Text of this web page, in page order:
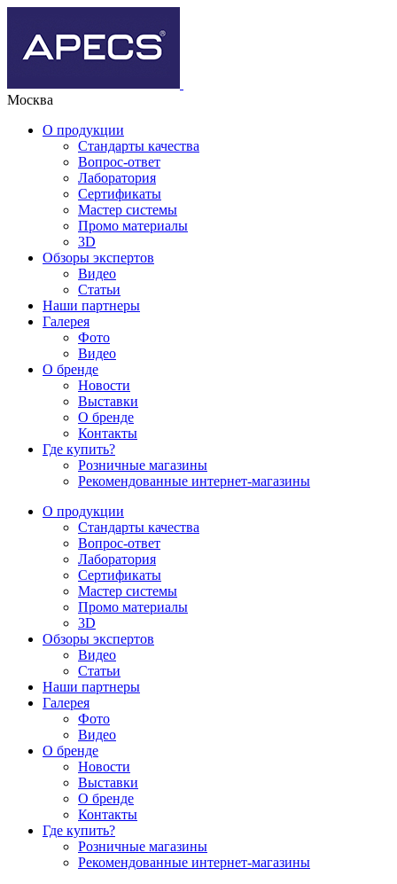
Москва
О продукции
Стандарты качества
Вопрос-ответ
Лаборатория
Сертификаты
Мастер системы
Промо материалы
3D
Обзоры экспертов
Видео
Статьи
Наши партнеры
Галерея
Фото
Видео
О бренде
Новости
Выставки
О бренде
Контакты
Где купить?
Розничные магазины
Рекомендованные интернет-магазины
О продукции
Стандарты качества
Вопрос-ответ
Лаборатория
Сертификаты
Мастер системы
Промо материалы
3D
Обзоры экспертов
Видео
Статьи
Наши партнеры
Галерея
Фото
Видео
О бренде
Новости
Выставки
О бренде
Контакты
Где купить?
Розничные магазины
Рекомендованные интернет-магазины